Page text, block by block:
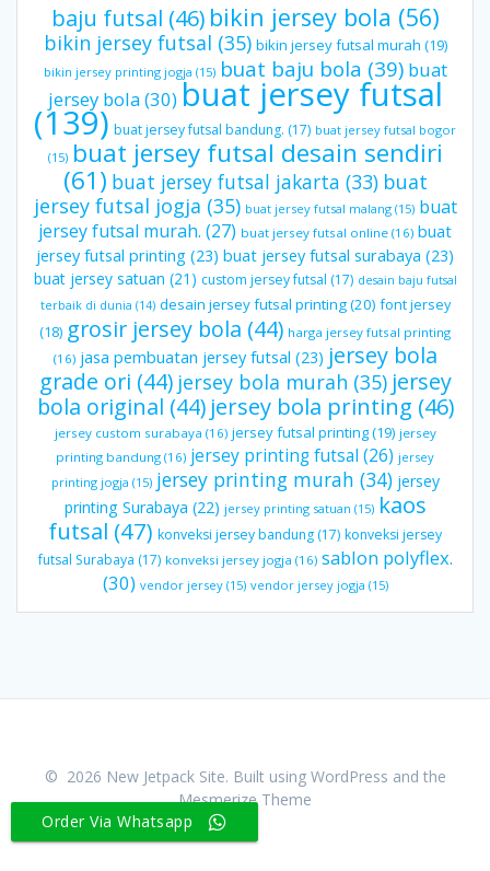
baju futsal (46) bikin jersey bola (56)
bikin jersey futsal (35) bikin jersey futsal murah (19)
bikin jersey printing jogja (15) buat baju bola (39) buat
jersey bola(30)buat jersey futsal
(139) buat jersey futsal bandung. (17) buat jersey futsal bogor
(15) buat jersey futsal desain sendiri
(61) buat jersey futsal jakarta (33) buat
jersey futsal jogja (35) buat jersey futsal malang(15) buat
jersey futsal murah. (27) buat jersey futsal online(16) buat
jersey futsal printing (23) buat jersey futsal surabaya (23)
buat jersey satuan (21) custom jersey futsal (17) desain baju futsal
terbaik di dunia (14) desain jersey futsal printing(20) font jersey
(18) grosir jersey bola (44) harga jersey futsal printing
(16) jasa pembuatan jersey futsal (23) jersey bola
grade ori (44) jersey bola murah (35) jersey
bola original (44) jersey bola printing (46)
jersey custom surabaya (16) jersey futsal printing(19) jersey
printing bandung (16) jersey printing futsal (26) jersey
printing jogja (15) jersey printing murah (34) jersey
printing Surabaya (22) jersey printing satuan (15) kaos
futsal (47) konveksi jersey bandung (17) konveksi jersey
futsal Surabaya (17) konveksi jersey jogja (16) sablon polyflex.
(30) vendor jersey(15) vendor jersey jogja (15)
© 2026 New Jetpack Site. Built using WordPress and the
Mesmerize Theme
Order Via Whatsapp